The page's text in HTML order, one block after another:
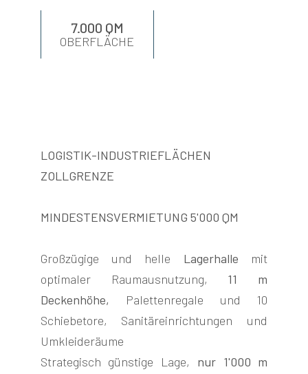
7.000 QM
OBERFLÄCHE
LOGISTIK-INDUSTRIEFLÄCHEN
ZOLLGRENZE
MINDESTENSVERMIETUNG 5'000 QM
Großzügige und helle Lagerhalle mit
optimaler Raumausnutzung, 11 m
Deckenhöhe, Palettenregale und 10
Schiebetore, Sanitäreinrichtungen und
Umkleideräume
Strategisch günstige Lage, nur 1'000 m
AWARDS
FOLGEN